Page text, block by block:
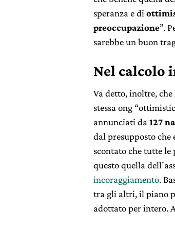
speranza e di
preoccupazione”.
sarebbe un buon
Nel calcolo
Va detto, inoltre,
stessa ong
annunciati da 127
dal presupposto
scontato che tutte le
questo quella
incoraggiamento.
tra gli altri, il piano
adottato per intero.